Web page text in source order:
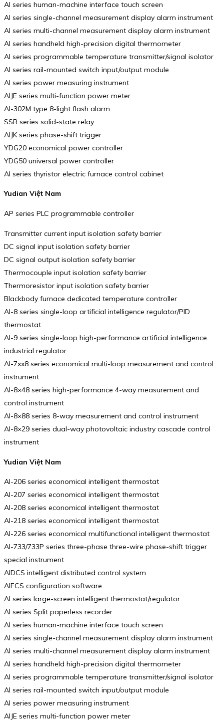
AI series human-machine interface touch screen
AI series single-channel measurement display alarm instrument
AI series multi-channel measurement display alarm instrument
AI series handheld high-precision digital thermometer
AI series programmable temperature transmitter/signal isolator
AI series rail-mounted switch input/output module
AI series power measuring instrument
AIJE series multi-function power meter
AI-302M type 8-light flash alarm
SSR series solid-state relay
AIJK series phase-shift trigger
YDG20 economical power controller
YDG50 universal power controller
AI series thyristor electric furnace control cabinet
Yudian Việt Nam
AP series PLC programmable controller
Transmitter current input isolation safety barrier
DC signal input isolation safety barrier
DC signal output isolation safety barrier
Thermocouple input isolation safety barrier
Thermoresistor input isolation safety barrier
Blackbody furnace dedicated temperature controller
AI-8 series single-loop artificial intelligence regulator/PID
thermostat
AI-9 series single-loop high-performance artificial intelligence
industrial regulator
AI-7xx8 series economical multi-loop measurement and control
instrument
AI-8×48 series high-performance 4-way measurement and
control instrument
AI-8×88 series 8-way measurement and control instrument
AI-8×29 series dual-way photovoltaic industry cascade control
instrument
Yudian Việt Nam
AI-206 series economical intelligent thermostat
AI-207 series economical intelligent thermostat
AI-208 series economical intelligent thermostat
AI-218 series economical intelligent thermostat
AI-226 series economical multifunctional intelligent thermostat
AI-733/733P series three-phase three-wire phase-shift trigger
special instrument
AIDCS intelligent distributed control system
AIFCS configuration software
AI series large-screen intelligent thermostat/regulator
AI series Split paperless recorder
AI series human-machine interface touch screen
AI series single-channel measurement display alarm instrument
AI series multi-channel measurement display alarm instrument
AI series handheld high-precision digital thermometer
AI series programmable temperature transmitter/signal isolator
AI series rail-mounted switch input/output module
AI series power measuring instrument
AIJE series multi-function power meter